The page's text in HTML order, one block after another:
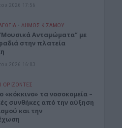
2026 17:56
• ΔΉΜΟΣ ΚΙΣΆΜΟΥ
Ανταμώματα” με
στην πλατεία
2026 16:03
ΟΡΙΖΟΝΤΕΣ
«κόκκινο» τα νοσοκομεία –
συνθήκες από την αύξηση
και την